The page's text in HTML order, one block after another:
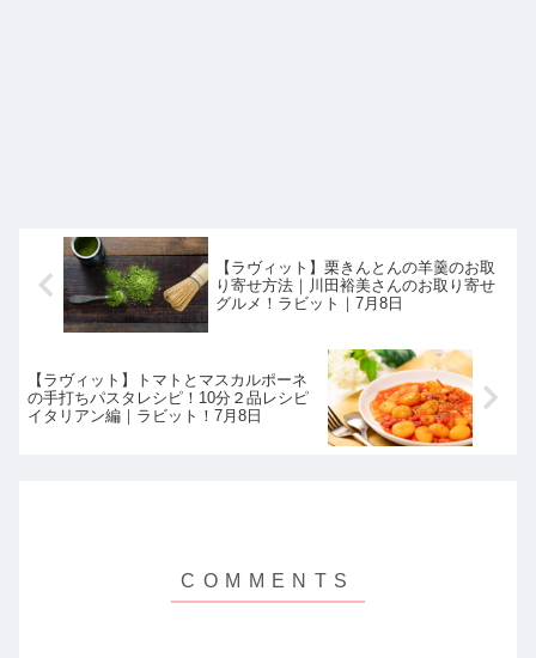
【ラヴィット】栗きんとんの羊羹のお取
り寄せ方法｜川田裕美さんのお取り寄せ
グルメ！ラビット｜7月8日
【ラヴィット】トマトとマスカルポーネ
の手打ちパスタレシピ！10分２品レシピ
イタリアン編｜ラビット！7月8日